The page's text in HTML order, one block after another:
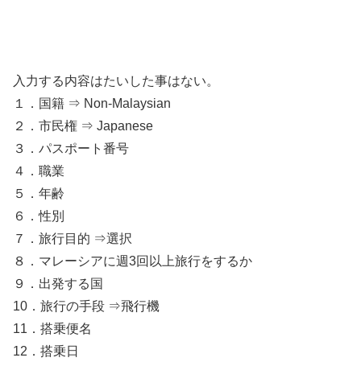
入力する内容はたいした事はない。
１．国籍 ⇒ Non-Malaysian
２．市民権 ⇒ Japanese
３．パスポート番号
４．職業
５．年齢
６．性別
７．旅行目的 ⇒選択
８．マレーシアに週3回以上旅行をするか
９．出発する国
10．旅行の手段 ⇒飛行機
11．搭乗便名
12．搭乗日